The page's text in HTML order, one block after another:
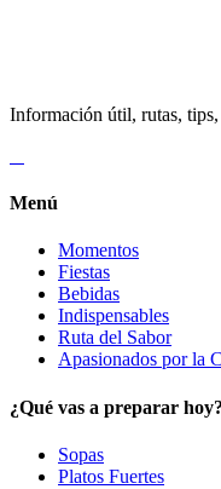
Información útil, rutas, tips,
Menú
Momentos
Fiestas
Bebidas
Indispensables
Ruta del Sabor
Apasionados por la
¿Qué vas a preparar hoy?
Sopas
Platos Fuertes